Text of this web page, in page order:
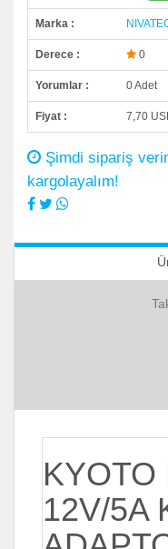
Marka :
Derece : 0
Yorumlar : 0 Adet
Fiyat : 7,70
Şimdi sipariş
kargolayalım!
KYOTO
12V/5A